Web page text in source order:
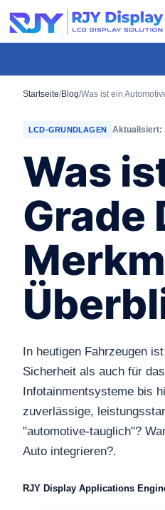
Wähle
eine
Höhe
Startseite/Blog/Was ist ein
LCD-GRUNDLAGEN Aktualisiert:
Was
Grade
In heutigen Fahrzeugen
Sicherheit als auch für
Infotainmentsysteme bis
zuverlässige,
"automotive-tauglich"?
Auto integrieren?.
RJY Display Applications